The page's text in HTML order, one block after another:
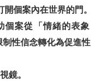
開個案內在世界的門
案從「情緒的表
性信念轉化為促進
鏡。